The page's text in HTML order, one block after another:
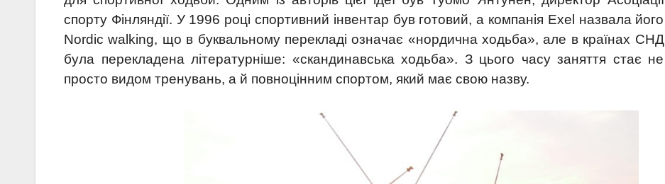
спорту Фінляндії. У 1996 році спортивний інвентар був готовий, а компанія Exel назвала його
Nordic walking, що в буквальному перекладі означає «нордична ходьба», але в країнах СНД
була перекладена літературніше: «скандинавська ходьба». З цього часу заняття стає не
просто видом тренувань, а й повноцінним спортом, який має свою назву.